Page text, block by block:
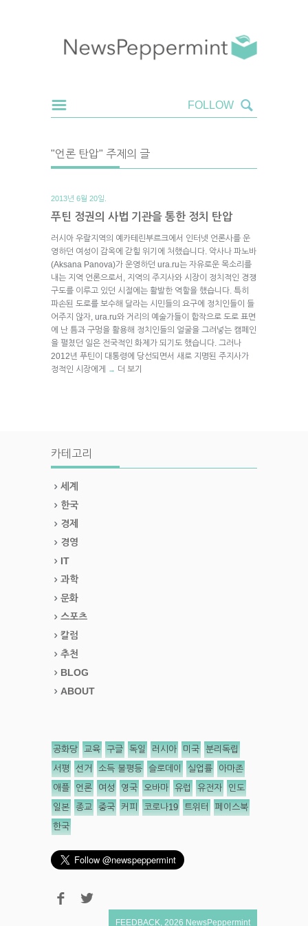
"언론 탄압" 주제의 글
2013년 6월 20일.
푸틴 정권의 사법 기관을 통한 정치 탄압
러시아 우랄지역의 예카테린부르크에서 인터넷 언론사를 운
영하던 여성이 감옥에 갇힐 위기에 처했습니다. 악사나 파노바
(Aksana Panova)가 운영하던 ura.ru는 자유로운 목소리를
내는 지역 언론으로서, 지역의 주지사와 시장이 정치적인 경쟁
구도를 이루고 있던 시절에는 활발한 역할을 했습니다. 특히
파손된 도로를 보수해 달라는 시민들의 요구에 정치인들이 들
어주지 않자, ura.ru와 거리의 예술가들이 합작으로 도로 표면
에 난 틈과 구멍을 활용해 정치인들의 얼굴을 그려넣는 캠페인
을 펼쳤던 일은 전국적인 화제가 되기도 했습니다. 그러나
2012년 푸틴이 대통령에 당선되면서 새로 지명된 주지사가
정적인 시장에게
→ 더 보기
카테고리
세계
한국
경제
경영
IT
과학
문화
스포츠
칼럼
추천
BLOG
ABOUT
공화당 교육 구글 독일 러시아 미국 분리독립
서평 선거 소득 불평등 슬로데이 실업률 아마존
애플 언론 여성 영국 오바마 유럽 유전자 인도
일본 종교 중국 커피 코로나19 트위터 페이스북
한국
FEEDBACK 2026 NewsPeppermint